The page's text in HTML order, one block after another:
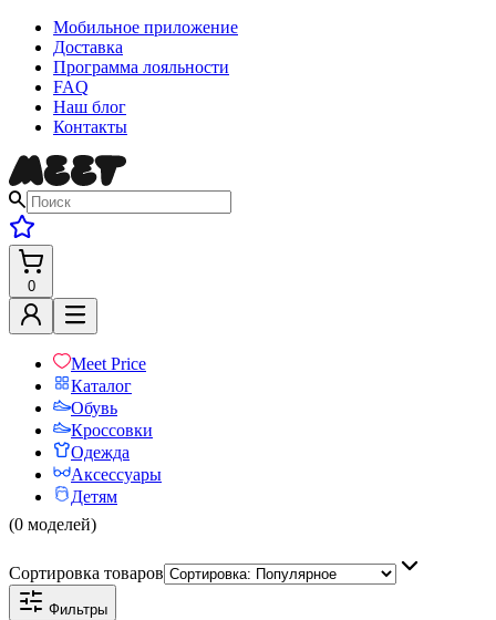
Мобильное приложение
Доставка
Программа лояльности
FAQ
Наш блог
Контакты
0
Meet Price
Каталог
Обувь
Кроссовки
Одежда
Аксессуары
Детям
(0 моделей)
Сортировка товаров
Фильтры